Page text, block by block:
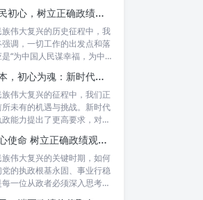
坚守为民初心，树立正确政绩观：新时代高质量发展的精神坐标
伟大复兴的历史征程中，我
调，一切工作的出发点和落
“为中国人民谋幸福，为中华
实干为本，初心为魂：新时代政绩观的深度践行与为民服务
伟大复兴的征程中，我们正
未有的机遇与挑战。新时代
能力提出了更高要求，对各
坚守初心使命 树立正确政绩观：新时代为政者的高度自觉与担当
伟大复兴的关键时期，如何
的执政根基永固、事业行稳
一位从政者必须深入思考的